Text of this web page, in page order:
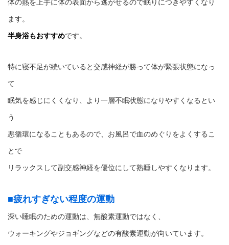
体の熱を上手に体の表面から逃がせるので眠りにつきやすくなり
ます。
半身浴もおすすめです。
特に寝不足が続いていると交感神経が勝って体が緊張状態になっ
て
眠気を感じにくくなり、より一層不眠状態になりやすくなるとい
う
悪循環になることもあるので、お風呂で血のめぐりをよくするこ
とで
リラックスして副交感神経を優位にして熟睡しやすくなります。
■疲れすぎない程度の運動
深い睡眠のための運動は、無酸素運動ではなく、
ウォーキングやジョギングなどの有酸素運動が向いています。